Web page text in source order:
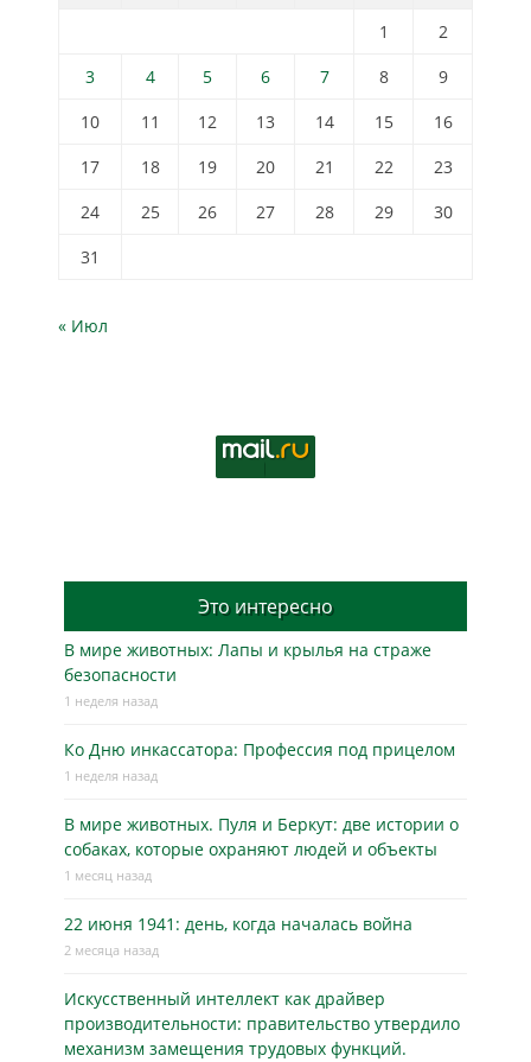
1
2
3
4 5 6 7 8
9
10
11 12 13 14 15
16
17
18 19 20 21 22
23
24
25 26 27 28 29
30
31
« Июл
Это интересно
В мире животных: Лапы и крылья на страже
безопасности
1 неделя назад
Ко Дню инкассатора: Профессия под прицелом
1 неделя назад
В мире животных. Пуля и Беркут: две истории о
собаках, которые охраняют людей и объекты
1 месяц назад
22 июня 1941: день, когда началась война
2 месяца назад
Искусственный интеллект как драйвер
производительности: правительство утвердило
механизм замещения трудовых функций.